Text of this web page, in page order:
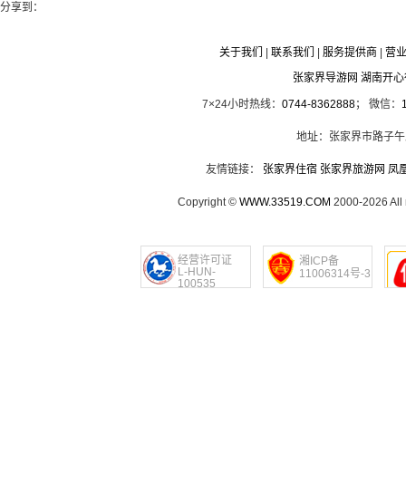
分享到：
关于我们 联系我们 服务提供商
营
张家界导游网 湖南开
7×24小时热线： 0744-8362888； 微信：
地址：张家界市路子
友情链接： 张家界住宿 张家界旅游网 凤
Copyright © WWW.33519.COM 2000-2026 All
经营许可证
L-HUN-
100535
湘ICP备
11006314号-3